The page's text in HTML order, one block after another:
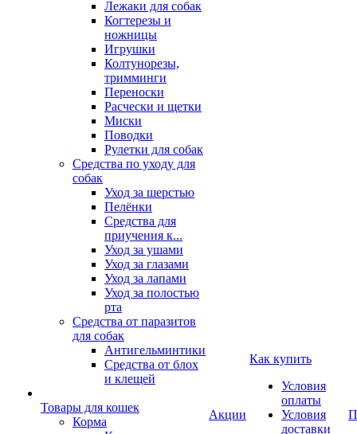
Лежаки для собак
Когтерезы и
ножницы
Игрушки
Колтунорезы,
тримминги
Переноски
Расчески и щетки
Миски
Поводки
Рулетки для собак
Средства по уходу для
собак
Уход за шерстью
Пелёнки
Средства для
приучения к...
Уход за ушами
Уход за глазами
Уход за лапами
Уход за полостью
рта
Средства от паразитов
для собак
Антигельминтики
Средства от блох
и клещей
Товары для кошек
Корма
Акции
Как купить
Условия
оплаты
Условия
доставки